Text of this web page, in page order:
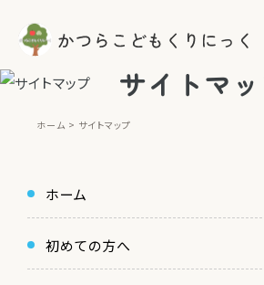
サイトマ
ホーム サイトマップ
ホーム
初めての方へ